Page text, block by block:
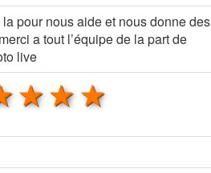
pour nous aide et nous donne des
a tout l’équipe de la part de
live
4 stars
3 stars
2 stars
star